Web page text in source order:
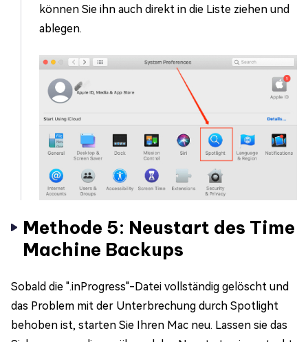
können Sie ihn auch direkt in die Liste ziehen und
ablegen.
Methode 5: Neustart des Time
Machine Backups
Sobald die ".inProgress"-Datei vollständig gelöscht und
das Problem mit der Unterbrechung durch Spotlight
behoben ist, starten Sie Ihren Mac neu. Lassen sie das